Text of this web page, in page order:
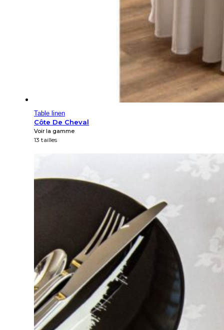
Table linen
Côte De Cheval
Voir la gamme
13 tailles